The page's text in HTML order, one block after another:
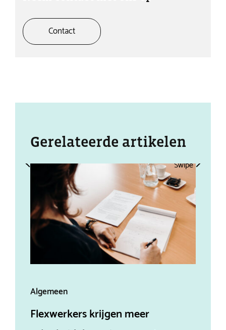
Contact
Gerelateerde artikelen
Algemeen
Flexwerkers krijgen meer
Swipe Swipe